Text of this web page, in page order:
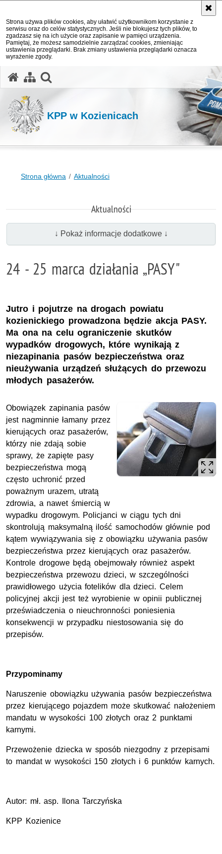
Strona używa plików cookies, aby ułatwić użytkownikom korzystanie z
serwisu oraz do celów statystycznych. Jeśli nie blokujesz tych plików, to
zgadzasz się na ich użycie oraz zapisanie w pamięci urządzenia.
Pamiętaj, że możesz samodzielnie zarządzać cookies, zmieniając
ustawienia przeglądarki. Brak zmiany ustawienia przeglądarki oznacza
wyrażenie zgody.
KPP w Kozienicach
Strona główna Aktualności
Aktualności
↓ Pokaż informacje dodatkowe ↓
24 - 25 marca działania „PASY"
Jutro i pojutrze na drogach powiatu
kozienickiego prowadzona będzie akcja PASY.
Ma ona na celu ograniczenie skutków
wypadków drogowych, które wynikają z
niezapinania pasów bezpieczeństwa oraz
nieużywania urządzeń służących do przewozu
młodych pasażerów.
Obowiązek zapinania pasów
jest nagminnie łamany przez
kierujących oraz pasażerów,
którzy nie zdają sobie
sprawy, że zapięte pasy
bezpieczeństwa mogą
często uchronić przed
poważnym urazem, utratą
zdrowia, a nawet śmiercią w
wypadku drogowym. Policjanci w ciągu tych dni
skontrolują maksymalną ilość samochodów głównie pod
kątem wywiązywania się z obowiązku używania pasów
bezpieczeństwa przez kierujących oraz pasażerów.
Kontrole drogowe będą obejmowały również aspekt
bezpieczeństwa przewozu dzieci, w szczególności
prawidłowego użycia fotelików dla dzieci. Celem
policyjnej akcji jest też wyrobienie w opinii publicznej
przeświadczenia o nieuchronności poniesienia
konsekwencji w przypadku niestosowania się do
przepisów.
Przypominamy
Naruszenie obowiązku używania pasów bezpieczeństwa
przez kierującego pojazdem może skutkować nałożeniem
mandatu w wysokości 100 złotych oraz 2 punktami
karnymi.
Przewożenie dziecka w sposób niezgodny z przepisami
to mandat w wysokości 150 złotych i 6 punktów karnych.
Autor: mł. asp. Ilona Tarczyńska
KPP Kozienice